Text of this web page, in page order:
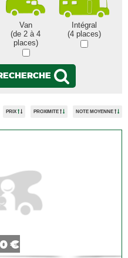
Van
(de 2 à 4
places)
Intégral
(4 places)
PRIX PROXIMITE NOTE MOYENNE
€